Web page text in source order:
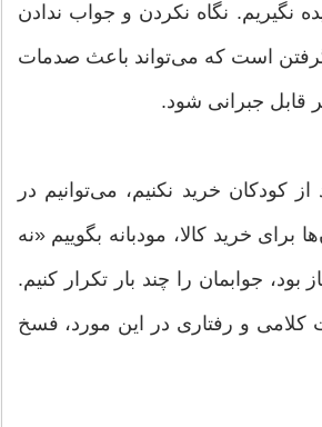
نگیریم. نگاه نکردن و جواب ندادن
گرفتن است که می‌تواند باعث صدمات
قابل جبرانی شود.
کودکان خرید نکنیم، می‌توانیم در
برای خرید کالا، مودبانه بگوییم «نه
بود، جوابمان را چند بار تکرار کنیم.
کلامی و رفتاری در این مورد، فسخ